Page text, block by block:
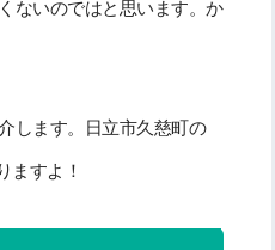
ないのではと思います。か
します。日立市久慈町の
ますよ！